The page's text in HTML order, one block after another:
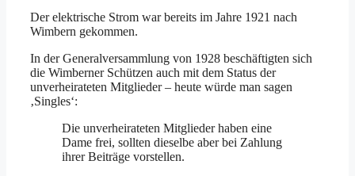
Der elektrische Strom war bereits im Jahre 1921 nach
Wimbern gekommen.
In der Generalversammlung von 1928 beschäftigten sich
die Wimberner Schützen auch mit dem Status der
unverheirateten Mitglieder – heute würde man sagen
‚Singles‘:
Die unverheirateten Mitglieder haben eine
Dame frei, sollten dieselbe aber bei Zahlung
ihrer Beiträge vorstellen.